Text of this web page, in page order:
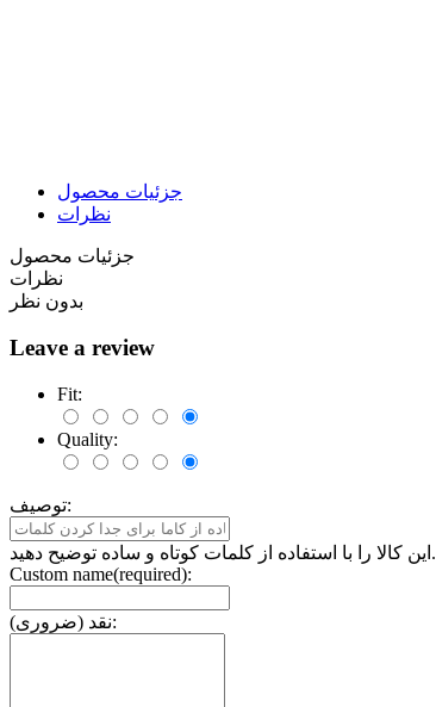
جزئیات محصول
نظرات
جزئیات محصول
نظرات
بدون نظر
Leave a review
Fit:
Quality:
توصیف:
این کالا را با استفاده از کلمات کوتاه و ساده توضیح دهید.
Custom name(required):
نقد (ضروری):